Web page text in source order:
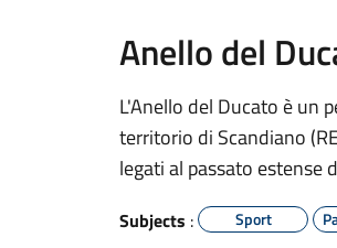
Anello del
L'Anello del Ducato è un
territorio di Scandiano
legati al passato estense
Subjects : Sport